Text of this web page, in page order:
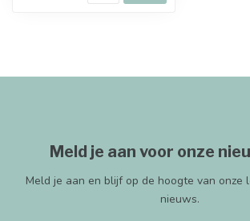
Meld je aan voor onze
Meld je aan en blijf op de hoogte van onze
nieuws.